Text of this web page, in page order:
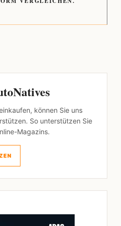
können Sie uns
So unterstützen Sie
Magazins.